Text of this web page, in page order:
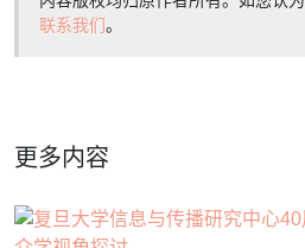
联系我们。
更多内容